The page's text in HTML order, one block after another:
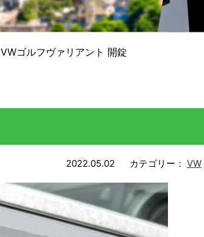
VWゴルフヴァリアント 開錠
2022.05.02 カテゴリー： VW